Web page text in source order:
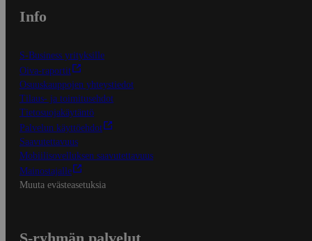
Info
S-Business yrityksille
Oiva-raportit
Osuuskauppojen yhteystiedot
Tilaus- ja toimitusehdot
Tietosuojakäytäntö
Palvelun käyttöehdot
Saavutettavuus
Mobiilisovelluksen saavutettavuus
Mainostajalle
Muuta evästeasetuksia